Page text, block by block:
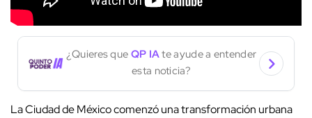
¿Quieres que QP IAte ayude a entender
esta noticia?
La Ciudad de México comenzó una transformación urbana